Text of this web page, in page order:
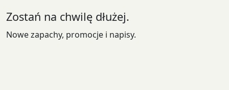
Zostań na chwilę dłużej.
Nowe zapachy, promocje i napisy.